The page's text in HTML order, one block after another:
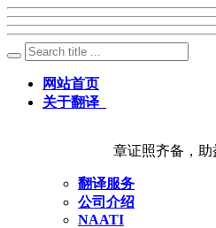
网站首页
关于翻译
章证照齐备，助
翻译服务
公司介绍
NAATI